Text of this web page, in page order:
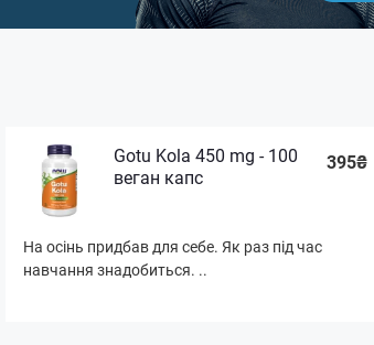
Gotu Kola 450 mg - 100
веган капс
395₴
На осінь придбав для себе. Як раз під час
навчання знадобиться. ..